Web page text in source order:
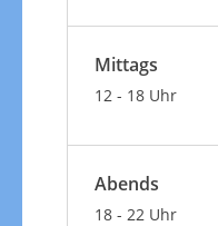
Mittags
12 - 18 Uhr
Abends
18 - 22 Uhr